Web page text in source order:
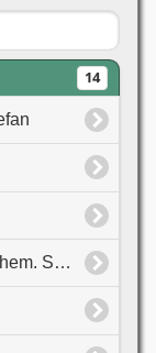
14
röm.-kath. Pfarrkirche St. Stephan, ehem. Stiftskirche